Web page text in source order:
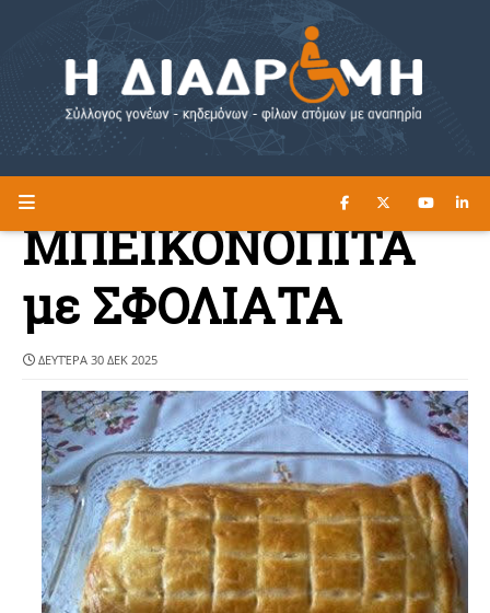
Η ΔΙΑΔΡΟΜΗ ΔΙΑΒΑΣΤΕ ΕΔΩ ►
ΜΠΕΪΚΟΝΟΠΙΤΑ
με ΣΦΟΛΙΑΤΑ
ΔΕΥΤΈΡΑ 30 ΔΕΚ 2025